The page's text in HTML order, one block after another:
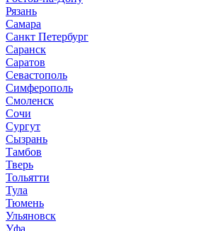
Рязань
Самара
Санкт Петербург
Саранск
Саратов
Севастополь
Симферополь
Смоленск
Сочи
Сургут
Сызрань
Тамбов
Тверь
Тольятти
Тула
Тюмень
Ульяновск
Уфа